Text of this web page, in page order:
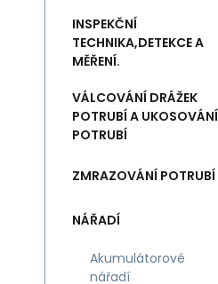
INSPEKČNÍ
TECHNIKA,DETEKCE A
MĚŘENÍ.
VÁLCOVÁNÍ DRÁŽEK
POTRUBÍ A UKOSOVÁNÍ
POTRUBÍ
ZMRAZOVÁNÍ POTRUBÍ
NÁŘADÍ
Akumulátorové
nářadí